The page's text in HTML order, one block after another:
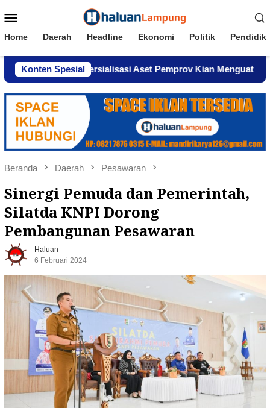
ke
Mobile
Home Daerah Headline Ekonomi Politik
Konten Spesial
Komersialisasi Aset Pemprov Kian Menguat
Beranda Daerah Pesawaran
Sinergi Pemuda dan Pemerintah,
Silatda KNPI Dorong
Pembangunan Pesawaran
Haluan
6 Februari 2024